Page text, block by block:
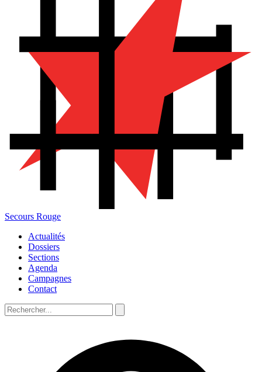
Secours Rouge
Actualités
Dossiers
Sections
Agenda
Campagnes
Contact